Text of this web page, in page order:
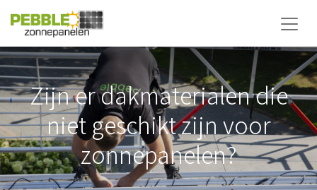
Zijn er dakmaterialen die
niet geschikt zijn voor
zonnepanelen?